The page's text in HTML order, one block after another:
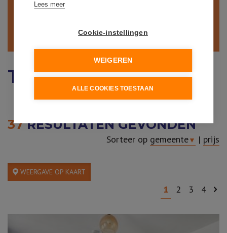
- Min.prijs -
ZOEKEN
TE KOOP
37RESULTATEN GEVONDEN
Sorteer op gemeente▼ | prijs
WEERGAVE OP KAART
1 2 3 4
Lees meer
Cookie-instellingen
WEIGEREN
ALLE COOKIES TOESTAAN